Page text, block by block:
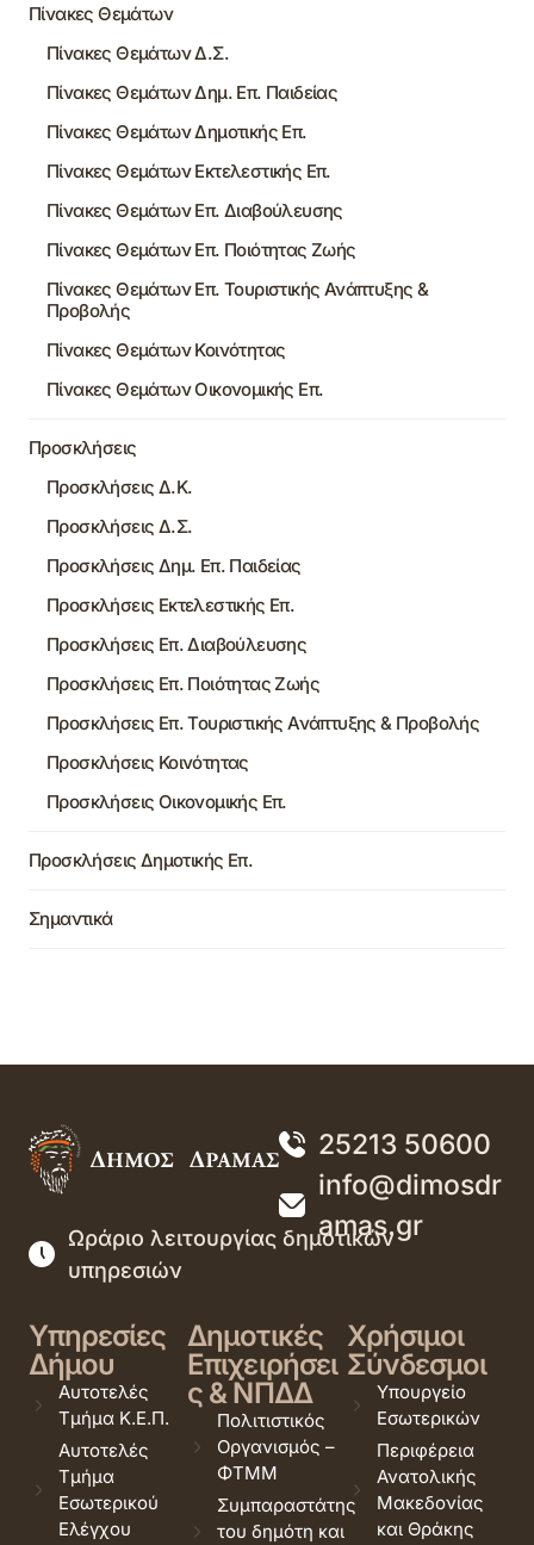
Πίνακες Θεμάτων
Πίνακες Θεμάτων Δ.Σ.
Πίνακες Θεμάτων Δημ. Επ. Παιδείας
Πίνακες Θεμάτων Δημοτικής Επ.
Πίνακες Θεμάτων Εκτελεστικής Επ.
Πίνακες Θεμάτων Επ. Διαβούλευσης
Πίνακες Θεμάτων Επ. Ποιότητας Ζωής
Πίνακες Θεμάτων Επ. Τουριστικής Ανάπτυξης &
Προβολής
Πίνακες Θεμάτων Κοινότητας
Πίνακες Θεμάτων Οικονομικής Επ.
Προσκλήσεις
Προσκλήσεις Δ.Κ.
Προσκλήσεις Δ.Σ.
Προσκλήσεις Δημ. Επ. Παιδείας
Προσκλήσεις Εκτελεστικής Επ.
Προσκλήσεις Επ. Διαβούλευσης
Προσκλήσεις Επ. Ποιότητας Ζωής
Προσκλήσεις Επ. Τουριστικής Ανάπτυξης & Προβολής
Προσκλήσεις Κοινότητας
Προσκλήσεις Οικονομικής Επ.
Προσκλήσεις Δημοτικής Επ.
Σημαντικά
25213 50600
info@dimosdr
amas.gr
Ωράριο λειτουργίας δημοτικών
υπηρεσιών
Υπηρεσίες
Δήμου
Αυτοτελές
Τμήμα Κ.Ε.Π.
Αυτοτελές
Τμήμα
Εσωτερικού
Ελέγχου
Δημοτικές
Επιχειρήσει
ς & ΝΠΔΔ
Πολιτιστικός
Οργανισμός –
ΦΤΜΜ
Συμπαραστάτης
του δημότη και
Χρήσιμοι
Σύνδεσμοι
Υπουργείο
Εσωτερικών
Περιφέρεια
Ανατολικής
Μακεδονίας
και Θράκης